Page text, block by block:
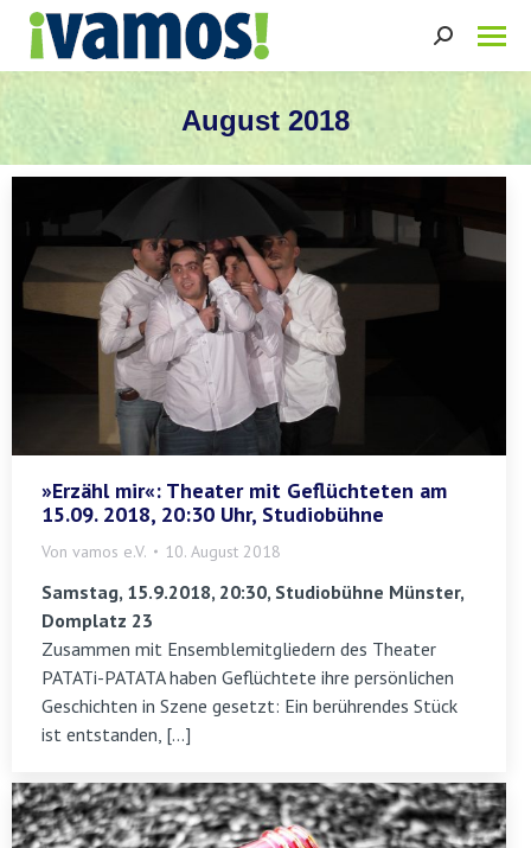
Search:
August 2018
»Erzähl mir«: Theater mit Geflüchteten am
15.09. 2018, 20:30 Uhr, Studiobühne
Von vamos e.V. 10. August 2018
Samstag, 15.9.2018, 20:30, Studiobühne Münster,
Domplatz 23
Zusammen mit Ensemblemitgliedern des Theater
PATATi-PATATA haben Geflüchtete ihre persönlichen
Geschichten in Szene gesetzt: Ein berührendes Stück
ist entstanden, […]